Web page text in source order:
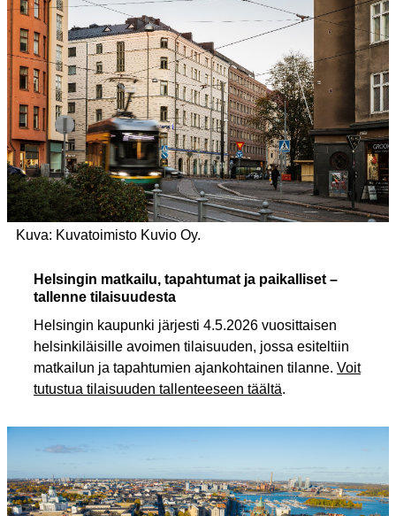
Kuva: Kuvatoimisto Kuvio Oy.
Helsingin matkailu, tapahtumat ja paikalliset –
tallenne tilaisuudesta
Helsingin kaupunki järjesti 4.5.2026 vuosittaisen
helsinkiläisille avoimen tilaisuuden, jossa esiteltiin
matkailun ja tapahtumien ajankohtainen tilanne. Voit
tutustua tilaisuuden tallenteeseen täältä.